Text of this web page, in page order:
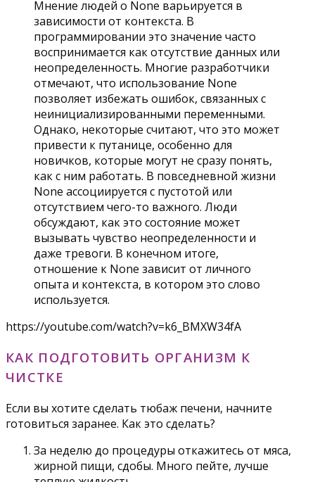
Мнение людей о None варьируется в
зависимости от контекста. В
программировании это значение часто
воспринимается как отсутствие данных или
неопределенность. Многие разработчики
отмечают, что использование None
позволяет избежать ошибок, связанных с
неинициализированными переменными.
Однако, некоторые считают, что это может
привести к путанице, особенно для
новичков, которые могут не сразу понять,
как с ним работать. В повседневной жизни
None ассоциируется с пустотой или
отсутствием чего-то важного. Люди
обсуждают, как это состояние может
вызывать чувство неопределенности и
даже тревоги. В конечном итоге,
отношение к None зависит от личного
опыта и контекста, в котором это слово
используется.
https://youtube.com/watch?v=k6_BMXW34fA
КАК ПОДГОТОВИТЬ ОРГАНИЗМ К
ЧИСТКЕ
Если вы хотите сделать тюбаж печени, начните
готовиться заранее. Как это сделать?
За неделю до процедуры откажитесь от мяса,
жирной пищи, сдобы. Много пейте, лучше